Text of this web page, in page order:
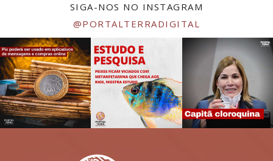
SIGA-NOS NO INSTAGRAM
@PORTALTERRADIGITAL